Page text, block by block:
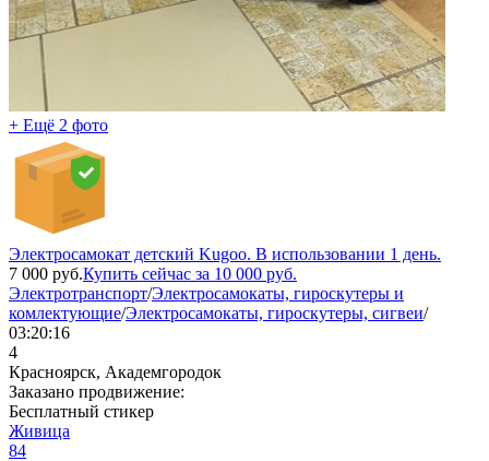
+ Ещё 2 фото
Электросамокат детский Kugoo. В использовании 1 день.
7 000 руб.Купить сейчас за 10 000 руб.
Электротранспорт/Электросамокаты, гироскутеры и
комлектующие/Электросамокаты, гироскутеры, сигвеи/
03:20:16
4
Красноярск, Академгородок
Заказано продвижение:
Бесплатный стикер
Живица
84